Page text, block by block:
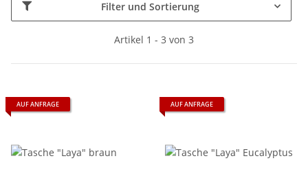
Filter und Sortierung
Artikel 1 - 3 von 3
AUF ANFRAGE AUF ANFRAGE